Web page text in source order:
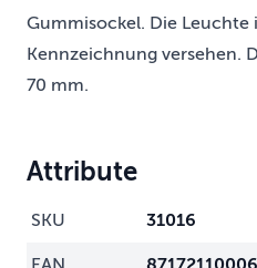
Gummisockel. Die Leuchte
Kennzeichnung versehen.
70 mm.
Attribute
SKU 31016